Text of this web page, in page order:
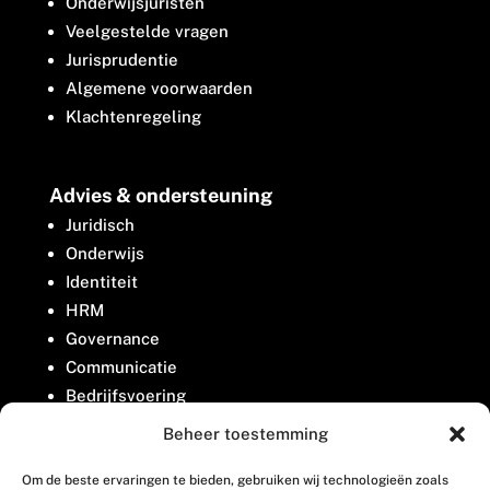
Beheer toestemming
Om de beste ervaringen te bieden, gebruiken wij technologieën zoals
Veelgestelde vragen
Jurisprudentie
Algemene voorwaarden
Klachtenregeling
Advies & ondersteuning
Juridisch
Onderwijs
Identiteit
HRM
Governance
Communicatie
Bedrijfsvoering
Belangenbehartiging